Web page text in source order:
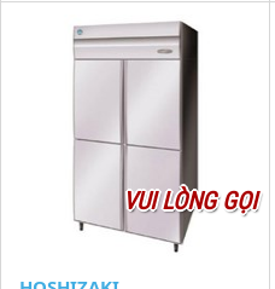
VUI LÒNG GỌI